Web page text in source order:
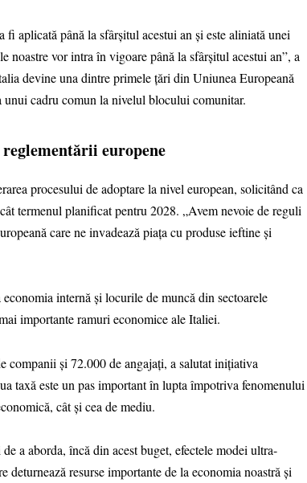
aplicată până la sfârșitul acestui an și este aliniată unei
noastre vor intra în vigoare până la sfârșitul acestui an”, a
devine una dintre primele țări din Uniunea Europeană
unui cadru comun la nivelul blocului comunitar.
europene
procesului de adoptare la nivel european, solicitând ca
termenul planificat pentru 2028. „Avem nevoie de reguli
care ne invadează piaţa cu produse ieftine şi
internă și locurile de muncă din sectoarele
importante ramuri economice ale Italiei.
companii și 72.000 de angajați, a salutat inițiativa
taxă este un pas important în lupta împotriva fenomenului
cât și cea de mediu.
a aborda, încă din acest buget, efectele modei ultra-
resurse importante de la economia noastră și